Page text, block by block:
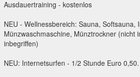
Ausdauertraining - kostenlos
NEU - Wellnessbereich: Sauna, Softsauna,
Münzwaschmaschine, Münztrockner (nicht
inbegriffen)
NEU: Internetsurfen - 1/2 Stunde Euro 0,50.